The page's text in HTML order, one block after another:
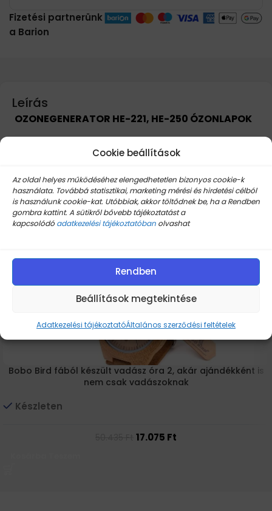
Cookie beállítások
Az oldal helyes működéséhez elengedhetetlen bizonyos cookie-k
használata. Továbbá statisztikai, marketing mérési és hirdetési célból
is használunk cookie-kat. Utóbbiak, akkor töltődnek be, ha a Rendben
gombra kattint. A sütikről bővebb tájékoztatást a
kapcsolódó adatkezelési tájékoztatóban olvashat
Rendben
Beállítások megtekintése
Adatkezelési tájékoztatóÁltalános szerződési feltételek
Fizetési partnerünk
a Barion
Leírás
OZONEGENERATOR HE-221, HE-250 ÓZONLAPOK
Ózonlapok a HOME 360 (HE-250) ózongenerátor
2 db Ózonlap
Bobo Bird fából készült vadász óra 2, akár ajándékként is
nem csak vadászoknak
Készleten
17.075 Ft